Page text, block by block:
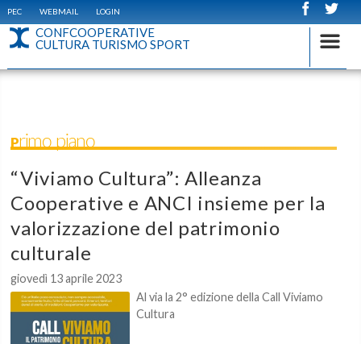
PEC WEBMAIL LOGIN
CONFCOOPERATIVE
CULTURA TURISMO SPORT
Primo piano
“Viviamo Cultura”: Alleanza
Cooperative e ANCI insieme per la
valorizzazione del patrimonio
culturale
giovedì 13 aprile 2023
Al via la 2° edizione della Call Viviamo
Cultura